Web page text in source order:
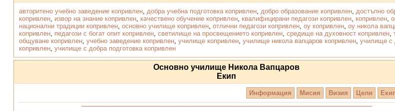
авторитено учебно заведение копривлен, добра учебна подготовка копривлен, добро образование копривлен, достъпно
копривлен, извор на знание копривлен, качествено обучение копривлен, квалифицирани педагози копривлен, копривлен,
национални традиции копривлен, основно училище копривлен, отлични педагози копривлен, оу копривлен, оу никола
копривлен, педагози с богат опит копривлен, светилище на просвещението копривлен, средище на духовност копривлен,
общуване копривлен, учебно заведение копривлен, училище копривлен, училище никола вапцаров копривлен, училище с
копривлен, училище с добра подготовка копривлен
Основно училище Никола Вапцаров
Екип
Информация Мисия Визия Цели